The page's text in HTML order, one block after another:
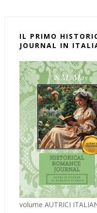
IL PRIMO
JOURNAL IN
volume AUTRICI